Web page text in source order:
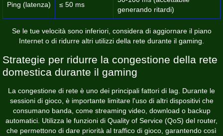
Ping (latenza) ≤ 50 ms
generando ritardi)
Se le tue velocità sono inferiori, considera di aggiornare il piano
Internet o di ridurre altri utilizzi della rete durante il gaming.
Strategie per ridurre la congestione della rete
domestica durante il gaming
La congestione di rete è uno dei principali fattori di lag. Durante le
sessioni di gioco, è importante limitare l'uso di altri dispositivi che
consumano banda, come streaming video, download o backup
automatici. Utilizza le funzioni di Quality of Service (QoS) del router,
che permettono di dare priorità al traffico di gioco, garantendo così